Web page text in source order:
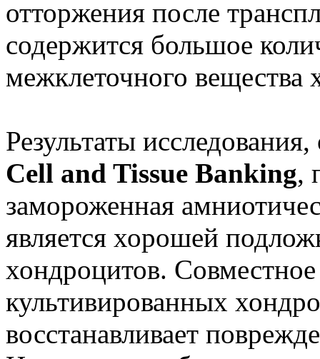
отторжения после
содержится большое
межклеточного вещества
Результаты
Cell and Tissue Banking,
замороженная
является хорошей
хондроцитов.
культивированных
восстанавливает